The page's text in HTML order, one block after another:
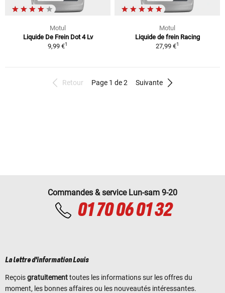
Motul
Liquide De Frein Dot 4 Lv
9,99 €1
Motul
Liquide de frein Racing
27,99 €1
Retour Page 1 de 2 Suivante
Commandes & service Lun-sam 9-20
01 70 06 01 32
La lettre d'information Louis
Reçoisgratuitementtoutes les informations sur les offres du
moment, les bonnes affaires ou les nouveautés intéressantes.